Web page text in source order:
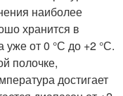
наиболее
хранится в
уже от 0 °С до +2 °С.
полочке,
достигает